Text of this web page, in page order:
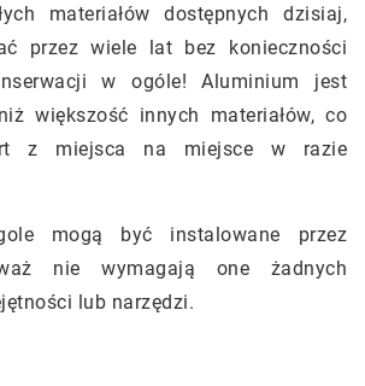
materiałów dostępnych dzisiaj,
przez wiele lat bez konieczności
w ogóle! Aluminium jest
większość innych materiałów, co
z miejsca na miejsce w razie
mogą być instalowane przez
nie wymagają one żadnych
lub narzędzi.